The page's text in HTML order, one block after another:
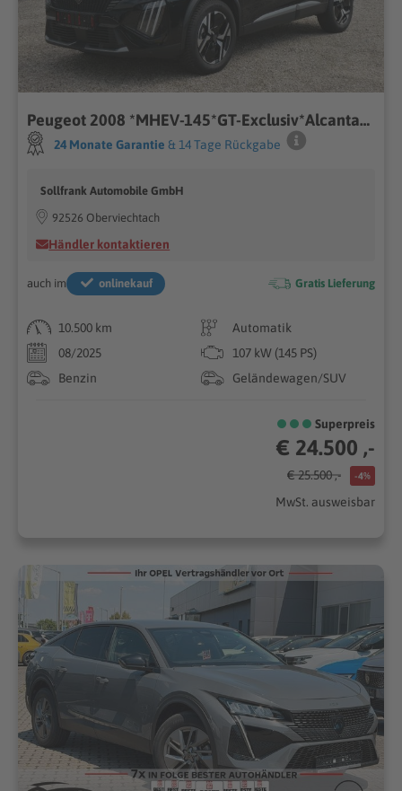
Peugeot 2008 *MHEV-145*GT-Exclusiv*Alcantara*360°Cam*Nav
24 Monate Garantie & 14 Tage Rückgabe
Sollfrank Automobile GmbH
92526 Oberviechtach
Händler kontaktieren
auch im onlinekauf Gratis Lieferung
10.500 km
Automatik
08/2025
107 kW (145 PS)
Benzin
Geländewagen/SUV
Superpreis
€ 24.500 ,-
€ 25.500 ,- -4%
MwSt. ausweisbar